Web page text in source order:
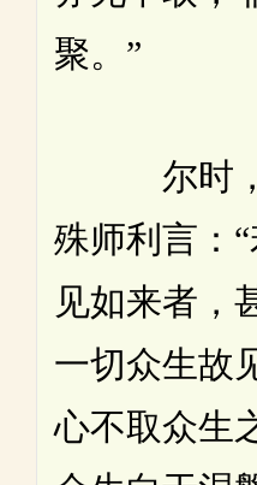
聚。”
尔时，
殊师利言：
见如来者，
一切众生故
心不取众生